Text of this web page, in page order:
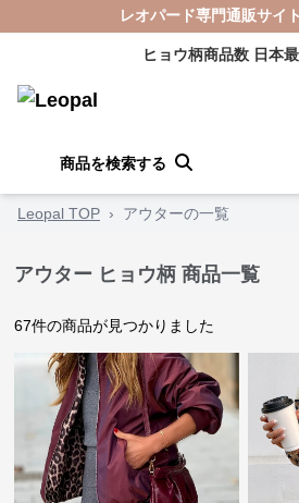
レオパード専門通販サイ
ヒョウ柄商品数 日本最
商品を検索する
Leopal TOP › アウターの一覧
アウター ヒョウ柄 商品一覧
67件の商品が見つかりました